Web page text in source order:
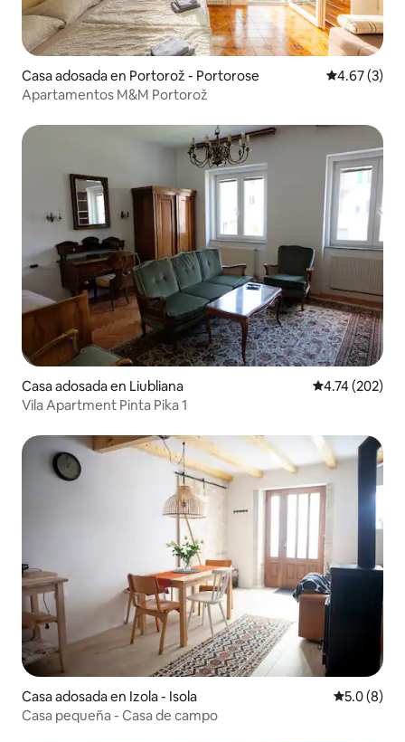
Casa adosada en Portorož - Portorose Calificación
4.67 (3)
Apartamentos M&M Portorož
Casa adosada en Liubliana Calificación
4.74 (202)
Vila Apartment Pinta Pika 1
Casa adosada en Izola - Isola
5.0 (8)
Casa pequeña - Casa de campo